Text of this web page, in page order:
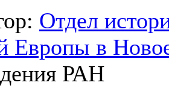
Отдел
Европы в
РАН